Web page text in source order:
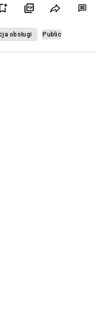
obsługi Public